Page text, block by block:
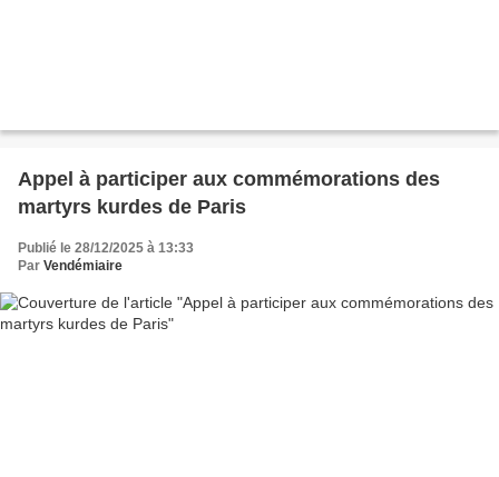
Appel à participer aux commémorations des
martyrs kurdes de Paris
Publié le 28/12/2025 à 13:33
Par Vendémiaire